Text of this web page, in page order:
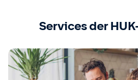
Services der